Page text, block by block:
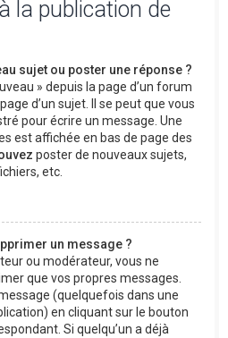
la publication de
sujet ou poster une réponse ?
» depuis la page d’un forum
d’un sujet. Il se peut que vous
pour écrire un message. Une
est affichée en bas de page des
poster de nouveaux sujets,
etc.
un message ?
ou modérateur, vous ne
que vos propres messages.
(quelquefois dans une
en cliquant sur le bouton
Si quelqu’un a déjà